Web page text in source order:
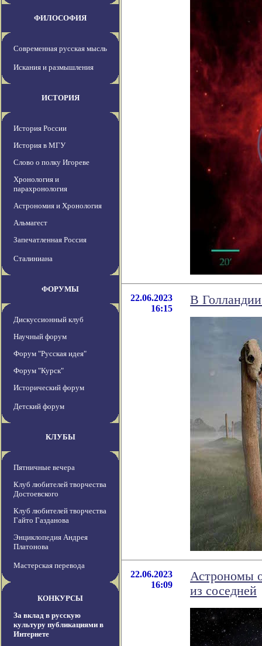
ФИЛОСОФИЯ
Современная русская мысль
Искания и размышления
ИСТОРИЯ
История России
История в МГУ
Слово о полку Игореве
Хронология и
парахронология
Астрономия и Хронология
Альмагест
Запечатленная Россия
Сталиниана
ФОРУМЫ
Дискуссионный клуб
Научный форум
Форум "Русская идея"
Форум "Курск"
Исторический форум
Детский форум
КЛУБЫ
Пятничные вечера
Клуб любителей творчества
Достоевского
Клуб любителей творчества
Гайто Газданова
Энциклопедия Андрея
Платонова
Мастерская перевода
КОНКУРСЫ
За вклад в русскую
культуру публикациями в
Интернете
22.06.2023
16:15
В
22.06.2023
16:09
Астрономы
из соседней